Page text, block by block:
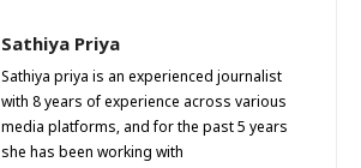
Sathiya Priya
Sathiya priya is an experienced journalist
with 8 years of experience across various
media platforms, and for the past 5 years
she has been working with